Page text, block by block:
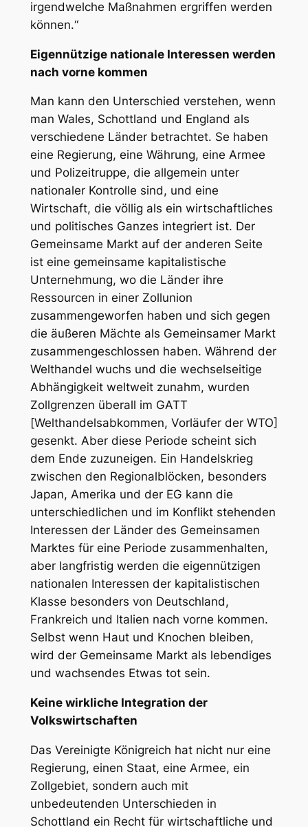
irgendwelche Maßnahmen ergriffen werden
können.“
Eigennützige nationale Interessen werden
nach vorne kommen
Man kann den Unterschied verstehen, wenn
man Wales, Schottland und England als
verschiedene Länder betrachtet. Se haben
eine Regierung, eine Währung, eine Armee
und Polizeitruppe, die allgemein unter
nationaler Kontrolle sind, und eine
Wirtschaft, die völlig als ein wirtschaftliches
und politisches Ganzes integriert ist. Der
Gemeinsame Markt auf der anderen Seite
ist eine gemeinsame kapitalistische
Unternehmung, wo die Länder ihre
Ressourcen in einer Zollunion
zusammengeworfen haben und sich gegen
die äußeren Mächte als Gemeinsamer Markt
zusammengeschlossen haben. Während der
Welthandel wuchs und die wechselseitige
Abhängigkeit weltweit zunahm, wurden
Zollgrenzen überall im GATT
[Welthandelsabkommen, Vorläufer der WTO]
gesenkt. Aber diese Periode scheint sich
dem Ende zuzuneigen. Ein Handelskrieg
zwischen den Regionalblöcken, besonders
Japan, Amerika und der EG kann die
unterschiedlichen und im Konflikt stehenden
Interessen der Länder des Gemeinsamen
Marktes für eine Periode zusammenhalten,
aber langfristig werden die eigennützigen
nationalen Interessen der kapitalistischen
Klasse besonders von Deutschland,
Frankreich und Italien nach vorne kommen.
Selbst wenn Haut und Knochen bleiben,
wird der Gemeinsame Markt als lebendiges
und wachsendes Etwas tot sein.
Keine wirkliche Integration der
Volkswirtschaften
Das Vereinigte Königreich hat nicht nur eine
Regierung, einen Staat, eine Armee, ein
Zollgebiet, sondern auch mit
unbedeutenden Unterschieden in
Schottland ein Recht für wirtschaftliche und